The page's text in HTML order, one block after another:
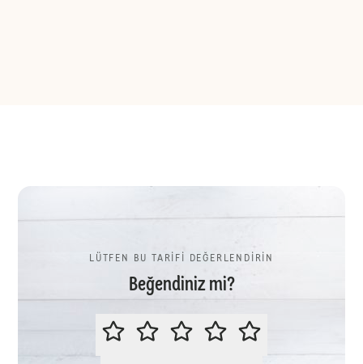
LÜTFEN BU TARİFİ DEĞERLENDİRİN
Beğendiniz mi?
LÜTFEN BU TARİFİ